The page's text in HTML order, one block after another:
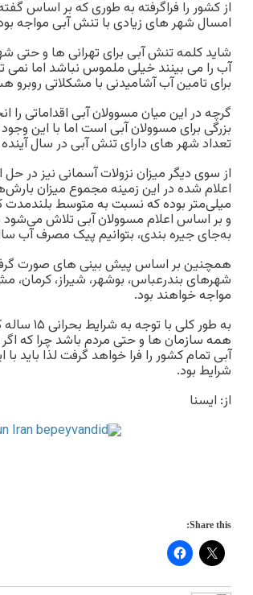
از کشور را فراگرفته به طوری که بر اساس
امسال شهر های زیادی با تنش آبی مواجه
شاید کلمه تنش آبی برای تهرانی ها و حتی
آب را می بینند خیلی ملموس نباشد اما نمی
برای تامین آب آشامیدنی با مشکلاتی روبرو
گرچه در این میان مسوولان آبی اقداماتی
بزرگی برای مسوولان آبی است اما با این
تعداد شهر های دارای تنش آبی در سال آینده به ۳۹۲ شهر کاهش
از سوی دیگر میزان نزولات آسمانی نیز در
و بر اساس اعلام مسوولان آبی تلاش
به‌جای جیره بندی، بتوانیم پیک مصرف آب سال آینده در تابستان
شهرهای بندرعباس، بوشهر، شیراز،
مواجه خواهند بود.
به طور
همه سازمان ها و حتی مردم باشد چرا که
آبی تمام کشور را فرا خواهد گرفت لذا باید
شرایط بود.
از: ایسنا
Share this: